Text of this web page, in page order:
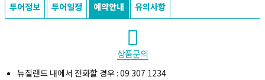
투어정보 투어일정 예약안내 유의사항
상품문의
뉴질랜드 내에서 전화할 경우 : 09 307 1234